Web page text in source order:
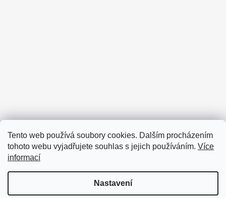
Tento web používá soubory cookies. Dalším procházením
tohoto webu vyjadřujete souhlas s jejich používáním. Více
informací
Nastavení
Facebook